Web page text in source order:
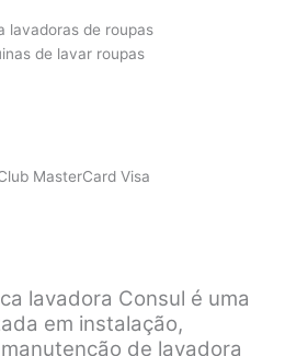
lavadoras de roupas
de lavar roupas
MasterCard Visa
lavadora Consul é uma
em instalação,
de lavadora